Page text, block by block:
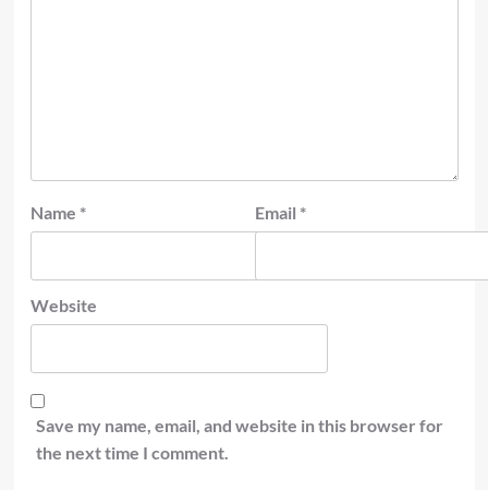
Name * Email *
Website
Save my name, email, and website in this browser for
the next time I comment.